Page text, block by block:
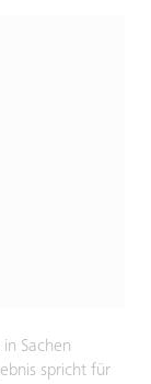
Sachen
spricht für